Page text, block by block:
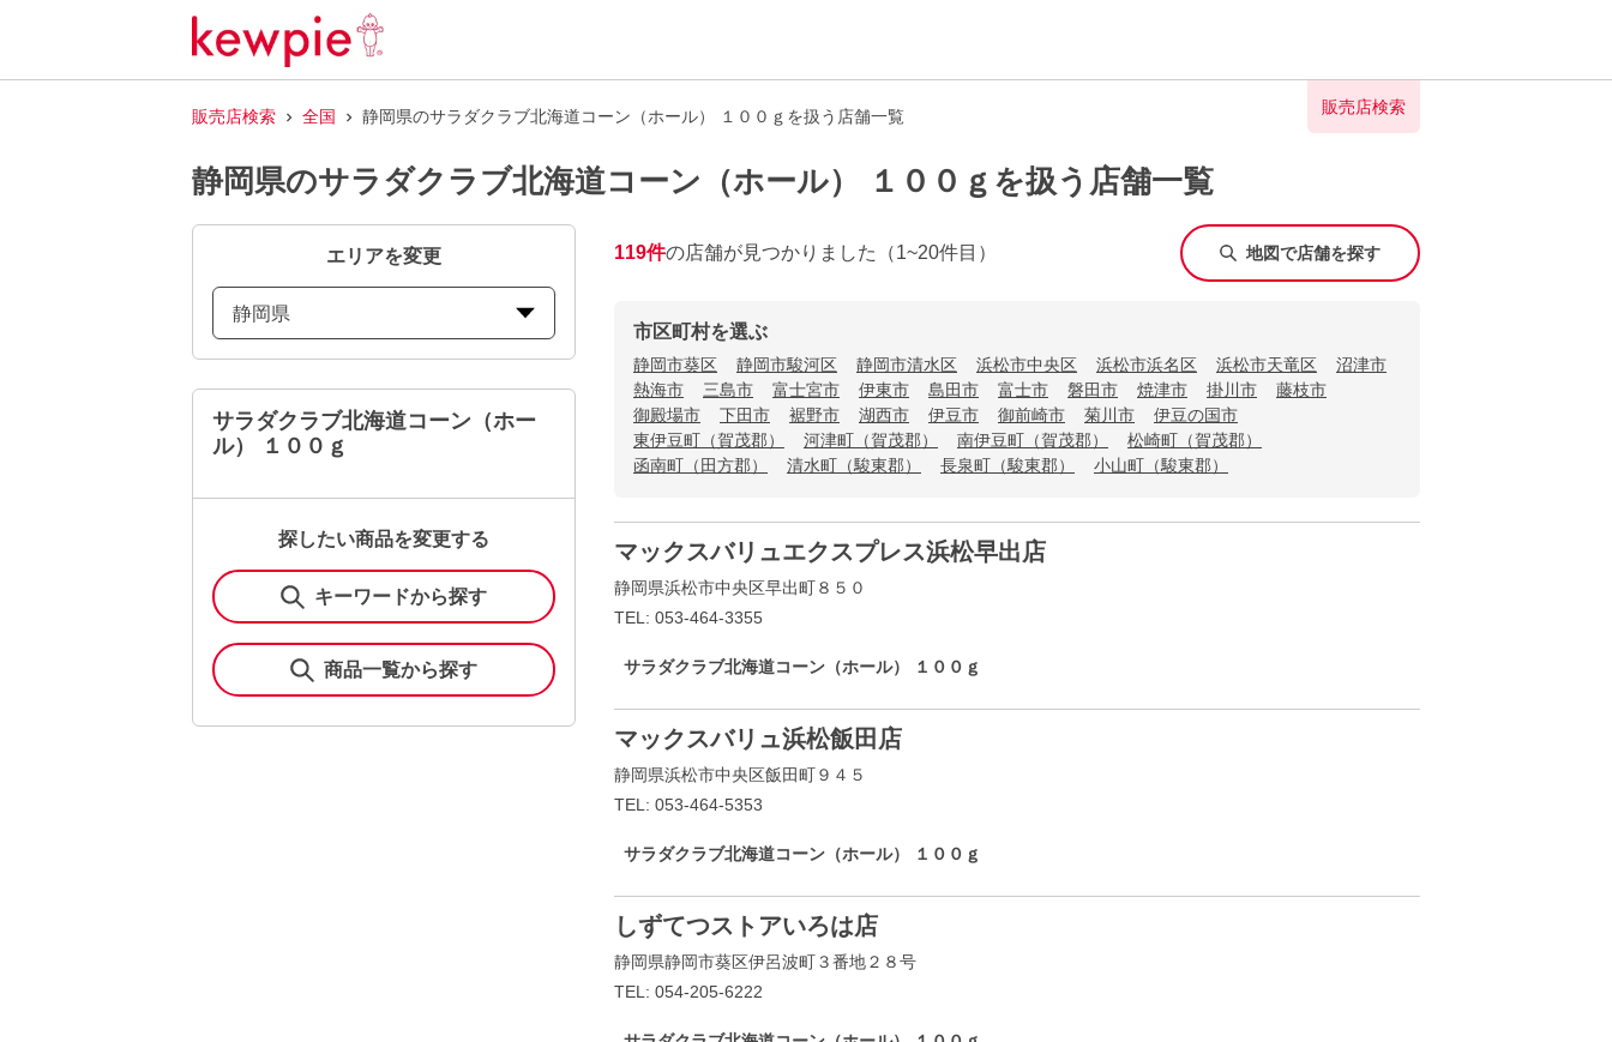
販売店検索 全国 静岡県のサラダクラブ北海道コーン（ホール） １００ｇを扱う店舗一覧 販売店検索
静岡県のサラダクラブ北海道コーン（ホール） １００ｇを扱う店舗一覧
エリアを変更
静岡県
サラダクラブ北海道コーン（ホー
ル） １００ｇ
探したい商品を変更する
キーワードから探す
商品一覧から探す
119件の店舗が見つかりました （1~20件目） 地図で店舗を探す
市区町村を選ぶ
静岡市葵区 静岡市駿河区 静岡市清水区 浜松市中央区 浜松市浜名区 浜松市天竜区
沼津市
熱海市
三島市 富士宮市 伊東市 島田市 富士市 磐田市 焼津市 掛川市
藤枝市
御殿場市
下田市 裾野市 湖西市 伊豆市 御前崎市 菊川市
伊豆の国市
東伊豆町（賀茂郡）
河津町（賀茂郡） 南伊豆町（賀茂郡）
松崎町（賀茂郡）
函南町（田方郡）
清水町（駿東郡） 長泉町（駿東郡） 小山町（駿東郡）
マックスバリュエクスプレス浜松早出店
静岡県浜松市中央区早出町８５０
TEL: 053-464-3355
サラダクラブ北海道コーン（ホール） １００ｇ
マックスバリュ浜松飯田店
静岡県浜松市中央区飯田町９４５
TEL: 053-464-5353
サラダクラブ北海道コーン（ホール） １００ｇ
しずてつストアいろは店
静岡県静岡市葵区伊呂波町３番地２８号
TEL: 054-205-6222